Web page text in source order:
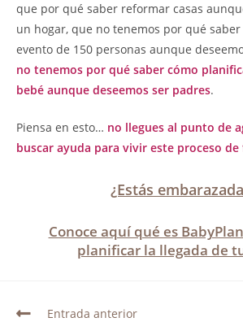
que por qué saber reformar casas
un hogar, que no tenemos por qué
evento de 150 personas aunque
no tenemos por qué saber cómo
bebé aunque deseemos ser padres.
Piensa en esto… no llegues al punto de
buscar ayuda para vivir este proceso
¿Estás
Conoce aquí qué es
planificar la llegada de
Entrada anterior